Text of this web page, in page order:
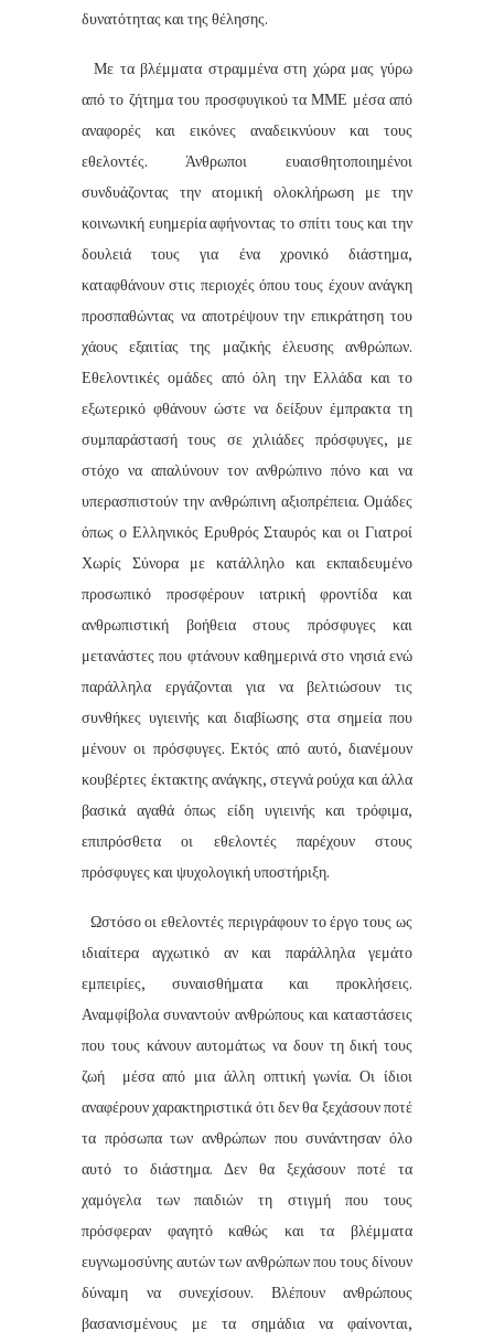
δυνατότητας και της θέλησης.
Με τα βλέμματα στραμμένα στη χώρα μας γύρω
από το ζήτημα του προσφυγικού τα ΜΜΕ μέσα από
αναφορές και εικόνες αναδεικνύουν και τους
εθελοντές. Άνθρωποι ευαισθητοποιημένοι
συνδυάζοντας την ατομική ολοκλήρωση με την
κοινωνική ευημερία αφήνοντας το σπίτι τους και την
δουλειά τους για ένα χρονικό διάστημα,
καταφθάνουν στις περιοχές όπου τους έχουν ανάγκη
προσπαθώντας να αποτρέψουν την επικράτηση του
χάους εξαιτίας της μαζικής έλευσης ανθρώπων.
Εθελοντικές ομάδες από όλη την Ελλάδα και το
εξωτερικό φθάνουν ώστε να δείξουν έμπρακτα τη
συμπαράστασή τους σε χιλιάδες πρόσφυγες, με
στόχο να απαλύνουν τον ανθρώπινο πόνο και να
υπερασπιστούν την ανθρώπινη αξιοπρέπεια. Ομάδες
όπως ο Ελληνικός Ερυθρός Σταυρός και οι Γιατροί
Χωρίς Σύνορα με κατάλληλο και εκπαιδευμένο
προσωπικό προσφέρουν ιατρική φροντίδα και
ανθρωπιστική βοήθεια στους πρόσφυγες και
μετανάστες που φτάνουν καθημερινά στο νησιά ενώ
παράλληλα εργάζονται για να βελτιώσουν τις
συνθήκες υγιεινής και διαβίωσης στα σημεία που
μένουν οι πρόσφυγες. Εκτός από αυτό, διανέμουν
κουβέρτες έκτακτης ανάγκης, στεγνά ρούχα και άλλα
βασικά αγαθά όπως είδη υγιεινής και τρόφιμα,
επιπρόσθετα οι εθελοντές παρέχουν στους
πρόσφυγες και ψυχολογική υποστήριξη.
Ωστόσο οι εθελοντές περιγράφουν το έργο τους ως
ιδιαίτερα αγχωτικό αν και παράλληλα γεμάτο
εμπειρίες, συναισθήματα και προκλήσεις.
Αναμφίβολα συναντούν ανθρώπους και καταστάσεις
που τους κάνουν αυτομάτως να δουν τη δική τους
ζωή μέσα από μια άλλη οπτική γωνία. Οι ίδιοι
αναφέρουν χαρακτηριστικά ότι δεν θα ξεχάσουν ποτέ
τα πρόσωπα των ανθρώπων που συνάντησαν όλο
αυτό το διάστημα. Δεν θα ξεχάσουν ποτέ τα
χαμόγελα των παιδιών τη στιγμή που τους
πρόσφεραν φαγητό καθώς και τα βλέμματα
ευγνωμοσύνης αυτών των ανθρώπων που τους δίνουν
δύναμη να συνεχίσουν. Βλέπουν ανθρώπους
βασανισμένους με τα σημάδια να φαίνονται,